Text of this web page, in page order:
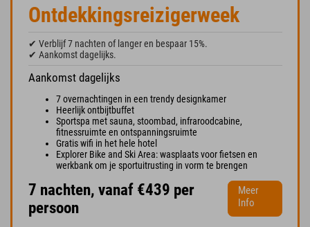
Ontdekkingsreizigerweek
✔ Verblijf 7 nachten of langer en bespaar 15%.
✔ Aankomst dagelijks.
Aankomst dagelijks
7 overnachtingen in een trendy designkamer
Heerlijk ontbijtbuffet
Sportspa met sauna, stoombad, infraroodcabine,
fitnessruimte en ontspanningsruimte
Gratis wifi in het hele hotel
Explorer Bike and Ski Area: wasplaats voor fietsen en
werkbank om je sportuitrusting in vorm te brengen
7 nachten, vanaf €439 per
persoon
Meer
Info